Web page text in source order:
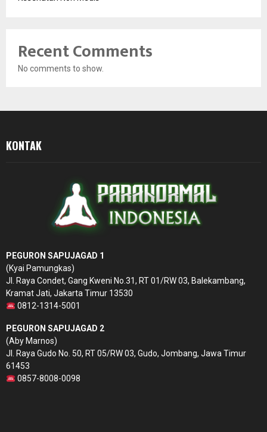
Recent Comments
No comments to show.
KONTAK
PEGURON SAPUJAGAD 1
(Kyai Pamungkas)
Jl. Raya Condet, Gang Kweni No.31, RT 01/RW 03, Balekambang,
Kramat Jati, Jakarta Timur 13530
0812-1314-5001
PEGURON SAPUJAGAD 2
(Aby Marnos)
Jl. Raya Gudo No. 50, RT 05/RW 03, Gudo, Jombang, Jawa Timur
61453
0857-8008-0098